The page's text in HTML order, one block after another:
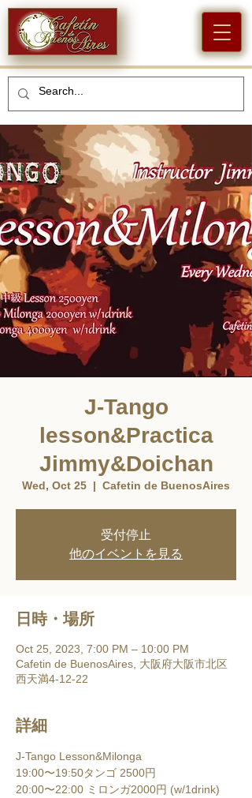
J-Tango
lesson&Practica
Jimmy&Doichan
Wed, Oct 25
  |
Cafetin de BuenosAires
受付停止
他のイベントを見る
日時・場所
Oct 25, 2023, 7:00 PM – 10:00 PM
Cafetin de BuenosAires, 大阪府大阪市北区
西天満4-12-22
詳細
J-Tango Lesson&Milonga
19:00〜19:50タンゴ 2500円
20:00〜22:00 ミロンガ2000円 (w/1drink)